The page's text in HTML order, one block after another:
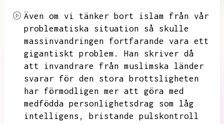
Även om vi tänker bort islam från vår
problematiska situation så skulle
massinvandringen fortfarande vara ett
gigantiskt problem.
Han skriver då
att invandrare från muslimska länder
svarar för den stora brottsligheten
har förmodligen mer att göra med
medfödda personlighetsdrag som låg
intelligens,
bristande pulskontroll